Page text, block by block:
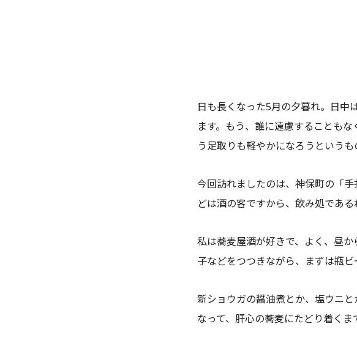
日も長くなった5月の夕暮れ。日中
ます。もう、誰に遠慮することも
う足取りも軽やかになろうというも
今回訪れましたのは、神保町の「
どは酒の客ですから、飲み処であ
私は蕎麦屋酒が好きで、よく、昼
子などをつつきながら、まずは瓶ビ
新ショウガの醤油煮とか、塩ウニ
なって、肝心の蕎麦にたどり着くま